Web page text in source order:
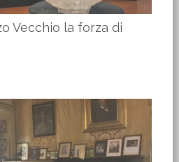
Vecchio la forza di